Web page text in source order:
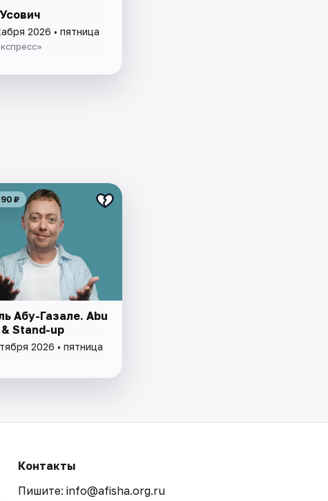
2026 • пятница
₽
Абу-Газале. Abu
Stand-up
2026 • пятница
Контакты
Пишите: info@afisha.org.ru